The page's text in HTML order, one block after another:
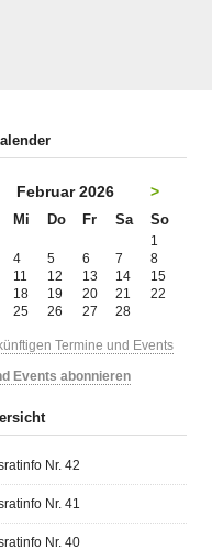
Februar 2026
>
Mi Do Fr Sa So
1
4 5 6 7
8
11 12 13 14
15
18 19 20 21
22
25 26 27 28
Termine und Events
Events abonnieren
Nr. 42
Nr. 41
Nr. 40